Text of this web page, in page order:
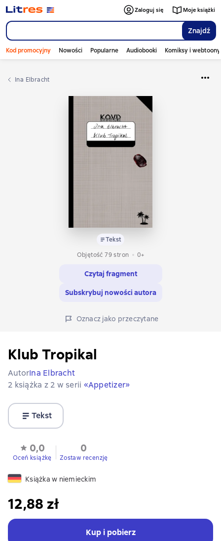
Znajdź
Zaloguj się Moje książki
Kod promocyjny Nowości Popularne Audiobooki Komiksy i webtoony
Ina Elbracht
Tekst
Objętość 79 stron
0+
Czytaj fragment
Subskrybuj nowości autora
Oznacz jako przeczytane
Klub Tropikal
AutorIna Elbracht
2 książka z 2 w serii «Appetizer»
Tekst
0,0
Oceń książkę
0
Zostaw recenzję
Książka w niemieckim
12,88 zł
Kup i pobierz